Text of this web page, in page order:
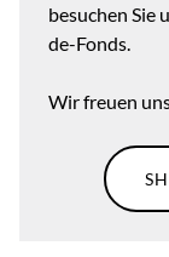
besuchen Sie
de-Fonds.
Wir freuen